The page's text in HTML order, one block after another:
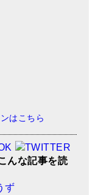
はこちら
んな記事を読
ず